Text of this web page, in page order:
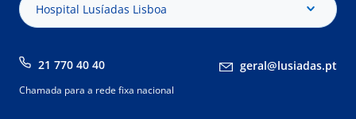
Hospital Lusíadas Lisboa
21 770 40 40 geral@lusiadas.pt
Chamada para a rede fixa nacional